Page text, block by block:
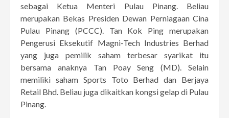
sebagai Ketua Menteri Pulau Pinang. Beliau
merupakan Bekas Presiden Dewan Perniagaan Cina
Pulau Pinang (PCCC). Tan Kok Ping merupakan
Pengerusi Eksekutif Magni-Tech Industries Berhad
yang juga pemilik saham terbesar syarikat itu
bersama anaknya Tan Poay Seng (MD). Selain
memiliki saham Sports Toto Berhad dan Berjaya
Retail Bhd. Beliau juga dikaitkan kongsi gelap di Pulau
Pinang.